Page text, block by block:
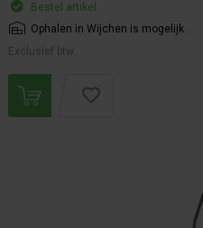
Bestel artikel.
Ophalen in Wijchen is mogelijk.
Exclusief btw.